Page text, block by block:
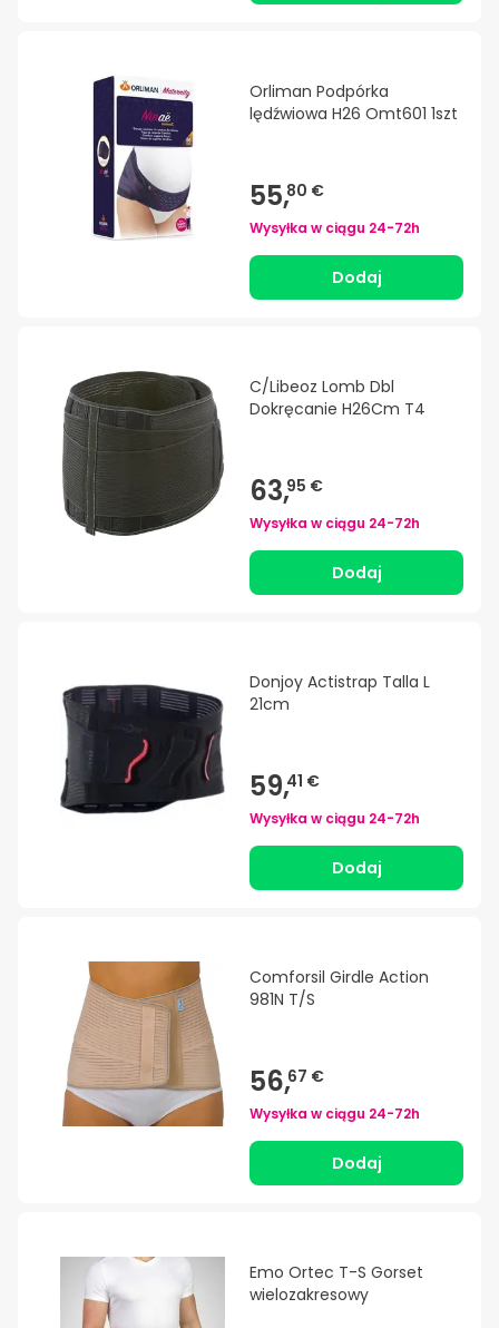
Orliman Podpórka
lędźwiowa H26 Omt601 1szt
55,80 €
Wysyłka w ciągu 24-72h
Dodaj
C/Libeoz Lomb Dbl
Dokręcanie H26Cm T4
63,95 €
Wysyłka w ciągu 24-72h
Dodaj
Donjoy Actistrap Talla L
21cm
59,41 €
Wysyłka w ciągu 24-72h
Dodaj
Comforsil Girdle Action
981N T/S
56,67 €
Wysyłka w ciągu 24-72h
Dodaj
Emo Ortec T-S Gorset
wielozakresowy